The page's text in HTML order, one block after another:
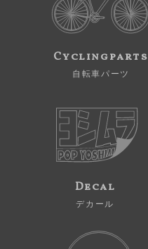
Cyclingparts
自転車パーツ
Decal
デカール